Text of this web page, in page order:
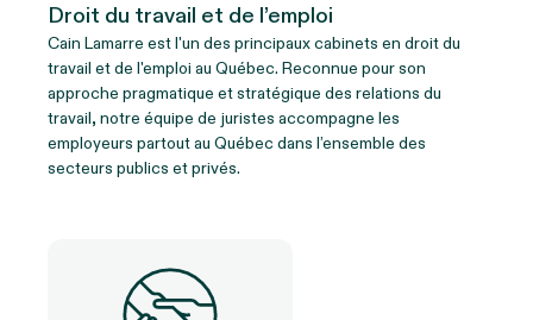
Droit du travail et de l’emploi
Cain Lamarre est l'un des principaux cabinets en droit du
travail et de l'emploi au Québec. Reconnue pour son
approche pragmatique et stratégique des relations du
travail, notre équipe de juristes accompagne les
employeurs partout au Québec dans l’ensemble des
secteurs publics et privés.